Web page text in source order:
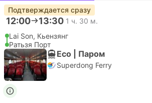
Подтверждается сразу
12:00 13:30 1 ч. 30 м.
Lai Son, Кьензянг
Ратьзя Порт
Eco | Паром
Superdong Ferry